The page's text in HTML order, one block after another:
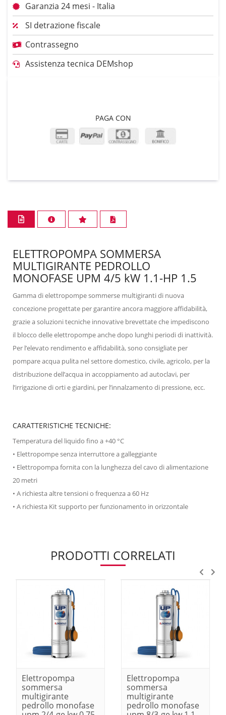
Garanzia 24 mesi - Italia
SI detrazione fiscale
Contrassegno
Assistenza tecnica DEMshop
PAGA CON
ELETTROPOMPA SOMMERSA
MULTIGIRANTE PEDROLLO
MONOFASE UPM 4/5 kW 1.1-HP 1.5
Gamma di elettropompe sommerse multigiranti di nuova
concezione progettate per garantire ancora maggiore affidabilità,
grazie a soluzioni tecniche innovative brevettate che impediscono
il blocco delle elettropompe anche dopo lunghi periodi di inattività.
Per l’elevato rendimento e affidabilità, sono consigliate per
pompare acqua pulita nel settore domestico, civile, agricolo, per la
distribuzione dell’acqua in accoppiamento ad autoclavi, per
l’irrigazione di orti e giardini, per l’innalzamento di pressione, ecc.
CARATTERISTICHE TECNICHE:
Temperatura del liquido fino a +40 °C
• Elettropompe senza interruttore a galleggiante
• Elettropompa fornita con la lunghezza del cavo di alimentazione
20 metri
• A richiesta altre tensioni o frequenza a 60 Hz
• A richiesta Kit supporto per funzionamento in orizzontale
PRODOTTI CORRELATI
Elettropompa
sommersa
multigirante
pedrollo monofase
Elettropompa
sommersa
multigirante
pedrollo monofase